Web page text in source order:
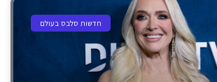
חדשות סלבס בעולם